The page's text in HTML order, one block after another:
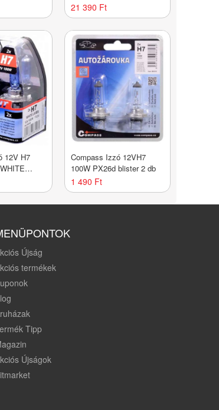
21 390 Ft
H7
Compass Izzó 12VH7
100W PX26d blister 2 db
1 490 Ft
Újság
termékek
Tipp
Újságok